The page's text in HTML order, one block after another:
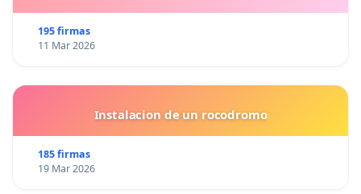
195 firmas
11 Mar 2026
Instalacion de un rocodromo
185 firmas
19 Mar 2026